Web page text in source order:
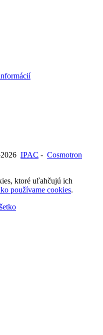
IPAC - Cosmotron
ktoré uľahčujú ich
používame cookies.